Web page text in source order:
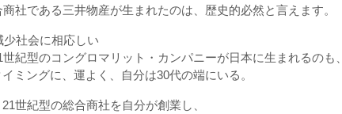
社である三井物産が生まれたのは、歴史的必然と言えます。
社会に相応しい
紀型のコングロマリット・カンパニーが日本に生まれるのも、
ミングに、運よく、自分は30代の端にいる。
世紀型の総合商社を自分が創業し、